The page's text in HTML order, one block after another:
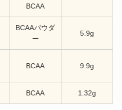
BCAA
BCAAパウダ
ー
5.9g
BCAA 9.9g
BCAA 1.32g